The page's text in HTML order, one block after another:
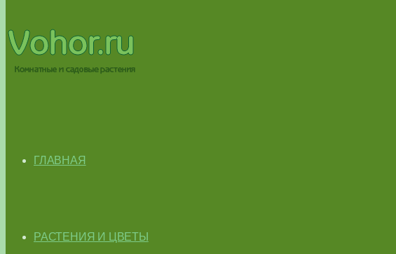
ГЛАВНАЯ
РАСТЕНИЯ И ЦВЕТЫ